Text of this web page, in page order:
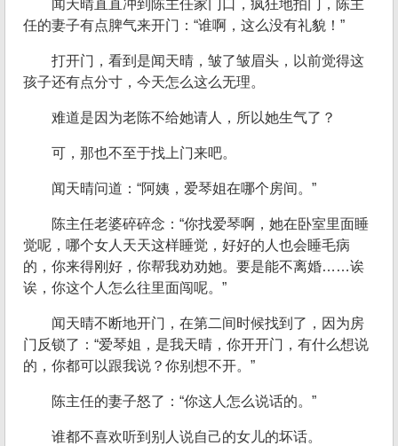
闻天晴直直冲到陈主任家门口，疯狂地拍门，陈主
任的妻子有点脾气来开门：“谁啊，这么没有礼貌！”
打开门，看到是闻天晴，皱了皱眉头，以前觉得这
孩子还有点分寸，今天怎么这么无理。
难道是因为老陈不给她请人，所以她生气了？
可，那也不至于找上门来吧。
闻天晴问道：“阿姨，爱琴姐在哪个房间。”
陈主任老婆碎碎念：“你找爱琴啊，她在卧室里面睡
觉呢，哪个女人天天这样睡觉，好好的人也会睡毛病
的，你来得刚好，你帮我劝劝她。要是能不离婚……诶
诶，你这个人怎么往里面闯呢。”
闻天晴不断地开门，在第二间时候找到了，因为房
门反锁了：“爱琴姐，是我天晴，你开开门，有什么想说
的，你都可以跟我说？你别想不开。”
陈主任的妻子怒了：“你这人怎么说话的。”
谁都不喜欢听到别人说自己的女儿的坏话。